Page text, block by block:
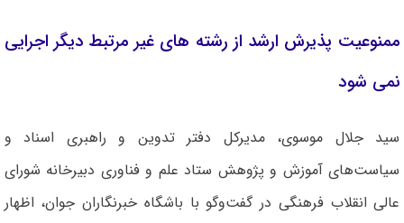
ممنوعیت پذیرش ارشد از رشته های غیر مرتبط دیگر اجرایی
نمی شود
سید جلال موسوی، مدیرکل دفتر تدوین و راهبری اسناد و
سیاست‌های آموزش و پژوهش ستاد علم و فناوری دبیرخانه شورای
عالی انقلاب فرهنگی در گفت‌وگو با باشگاه خبرنگاران جوان، اظهار